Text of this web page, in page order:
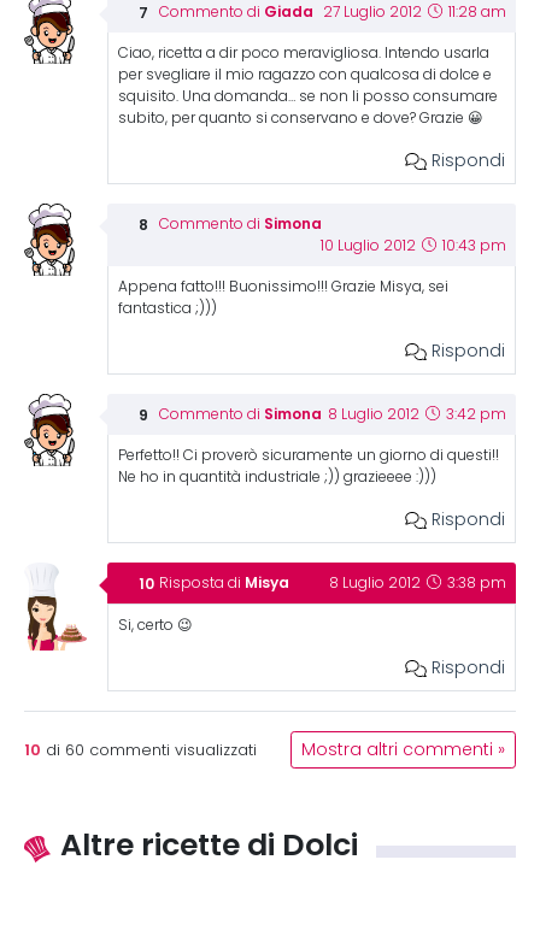
Commento di Giada 27 Luglio 2012 11:28 am
Ciao, ricetta a dir poco meravigliosa. Intendo usarla
per svegliare il mio ragazzo con qualcosa di dolce e
squisito. Una domanda… se non li posso consumare
subito, per quanto si conservano e dove? Grazie 😀
Rispondi
Commento di Simona
10 Luglio 2012 10:43 pm
Appena fatto!!! Buonissimo!!! Grazie Misya, sei
fantastica ;)))
Rispondi
Commento di Simona 8 Luglio 2012 3:42 pm
Perfetto!! Ci proverò sicuramente un giorno di questi!!
Ne ho in quantità industriale ;)) grazieeee :)))
Rispondi
Risposta di Misya 8 Luglio 2012 3:38 pm
Si, certo 😉
Rispondi
10 di 60 commenti visualizzati Mostra altri commenti »
Altre ricette di Dolci